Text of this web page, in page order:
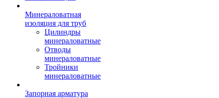
Минераловатная
изоляция для труб
Цилиндры
минераловатные
Отводы
минераловатные
Тройники
минераловатные
Запорная арматура